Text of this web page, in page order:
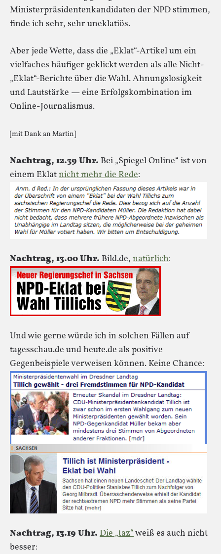
Ministerpräsidentenkandidaten der NPD stimmen,
finde ich sehr, sehr uneklatiös.
Aber jede Wette, dass die „Eklat“-Artikel um ein
vielfaches häufiger geklickt werden als alle Nicht-
„Eklat“-Berichte über die Wahl. Ahnungslosigkeit
und Lautstärke — eine Erfolgskombination im
Online-Journalismus.
[mit Dank an Martin]
Nachtrag, 12.39 Uhr. Bei „Spiegel Online“ ist von
einem Eklatnicht mehr die Rede:
Nachtrag, 13.00 Uhr. Bild.de, natürlich:
Und wie gerne würde ich in solchen Fällen auf
tagesschau.de und heute.de als positive
Gegenbeispiele verweisen können. Keine Chance:
Nachtrag, 13.19 Uhr. Die „taz“weiß es auch nicht
besser: